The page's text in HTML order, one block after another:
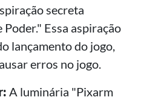
secreta
Essa aspiração
lançamento do jogo,
erros no jogo.
A luminária "Pixarm